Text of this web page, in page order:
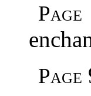
Page
Page